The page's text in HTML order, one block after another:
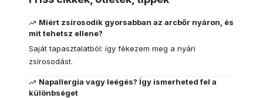
Miért zsírosodik gyorsabban az arcbőr nyáron, és
mit tehetsz ellene?
Saját tapasztalatból: így fékezem meg a nyári
zsírosodást.
Napallergia vagy leégés? Így ismerheted fel a
különbséget